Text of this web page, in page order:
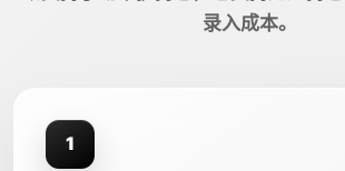
录入成本。
1